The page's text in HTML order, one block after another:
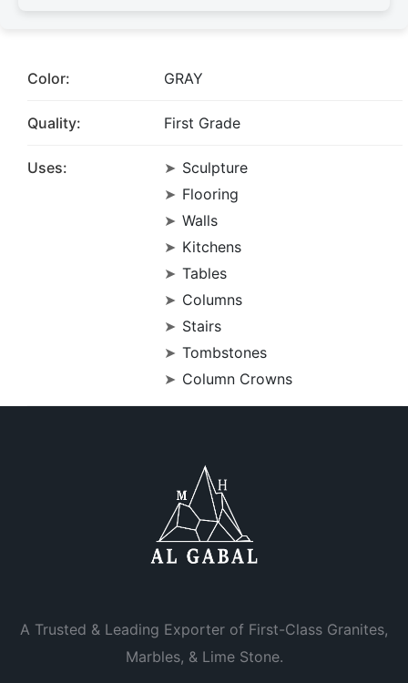
Color: GRAY
Quality: First Grade
Uses:
Sculpture
Flooring
Walls
Kitchens
Tables
Columns
Stairs
Tombstones
Column Crowns
A Trusted & Leading Exporter of First-Class Granites,
Marbles, & Lime Stone.